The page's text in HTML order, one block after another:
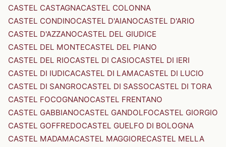
CASTEL CASTAGNACASTEL COLONNA
CASTEL CONDINOCASTEL D'AIANOCASTEL D'ARIO
CASTEL D'AZZANOCASTEL DEL GIUDICE
CASTEL DEL MONTECASTEL DEL PIANO
CASTEL DEL RIOCASTEL DI CASIOCASTEL DI IERI
CASTEL DI IUDICACASTEL DI LAMACASTEL DI LUCIO
CASTEL DI SANGROCASTEL DI SASSOCASTEL DI TORA
CASTEL FOCOGNANOCASTEL FRENTANO
CASTEL GABBIANOCASTEL GANDOLFOCASTEL GIORGIO
CASTEL GOFFREDOCASTEL GUELFO DI BOLOGNA
CASTEL MADAMACASTEL MAGGIORECASTEL MELLA